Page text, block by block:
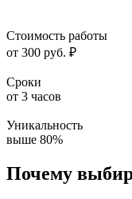
Стоимость работы
от 300 руб. ₽
Сроки
от 3 часов
Уникальность
выше 80%
Почему